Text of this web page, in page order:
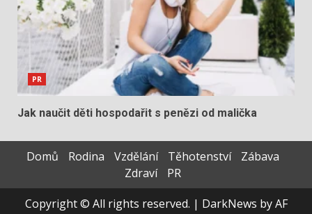
PR
Jak naučit děti hospodařit s penězi od malička
Domů Rodina Vzdělání Těhotenství
Zábava
Zdraví
PR
Copyright © All rights reserved. | DarkNews by AF